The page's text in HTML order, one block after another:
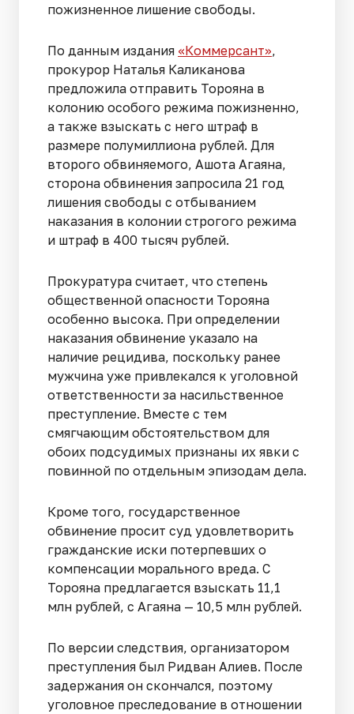
пожизненное лишение свободы.
По данным издания «Коммерсант»,
прокурор Наталья Каликанова
предложила отправить Торояна в
колонию особого режима пожизненно,
а также взыскать с него штраф в
размере полумиллиона рублей. Для
второго обвиняемого, Ашота Агаяна,
сторона обвинения запросила 21 год
лишения свободы с отбыванием
наказания в колонии строгого режима
и штраф в 400 тысяч рублей.
Прокуратура считает, что степень
общественной опасности Торояна
особенно высока. При определении
наказания обвинение указало на
наличие рецидива, поскольку ранее
мужчина уже привлекался к уголовной
ответственности за насильственное
преступление. Вместе с тем
смягчающим обстоятельством для
обоих подсудимых признаны их явки с
повинной по отдельным эпизодам дела.
Кроме того, государственное
обвинение просит суд удовлетворить
гражданские иски потерпевших о
компенсации морального вреда. С
Торояна предлагается взыскать 11,1
млн рублей, с Агаяна — 10,5 млн рублей.
По версии следствия, организатором
преступления был Ридван Алиев. После
задержания он скончался, поэтому
уголовное преследование в отношении